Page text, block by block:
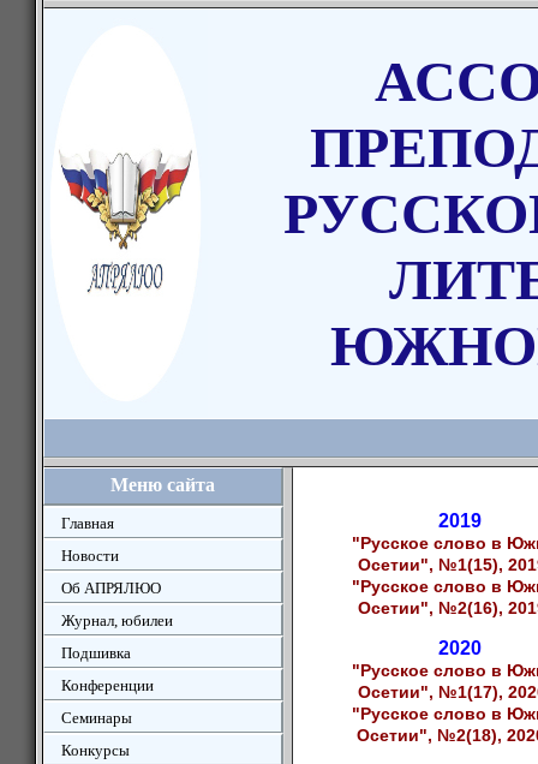
Меню сайта
Главная
Новости
Об АПРЯЛЮО
Журнал, юбилеи
Подшивка
Конференции
Семинары
Конкурсы
2019
"Русское слово в
Осетии", №1(15),
"Русское слово в
Осетии", №2(16),
2020
"Русское слово в
Осетии", №1(17),
"Русское слово в
Осетии", №2(18),